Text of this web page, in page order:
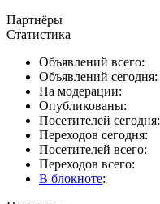
Партнёры
Статистика
Объявлений всего:
Объявлений сегодня:
На модерации:
Опубликованы:
Посетителей сегодня:
Переходов сегодня:
Посетителей всего:
Переходов всего:
В блокноте: